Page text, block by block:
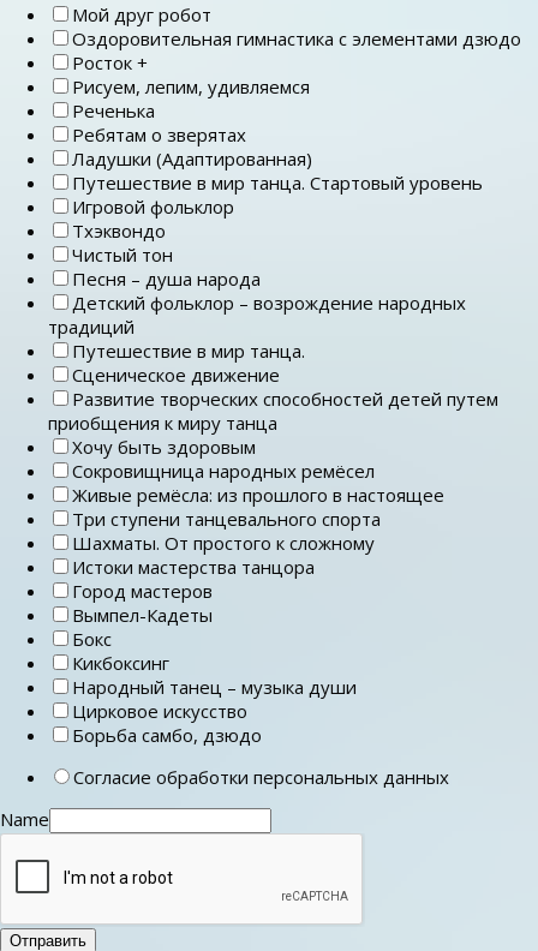
Мой друг робот
Оздоровительная гимнастика с элементами дзюдо
Росток +
Рисуем, лепим, удивляемся
Реченька
Ребятам о зверятах
Ладушки (Адаптированная)
Путешествие в мир танца. Стартовый уровень
Игровой фольклор
Тхэквондо
Чистый тон
Песня – душа народа
Детский фольклор – возрождение народных
традиций
Путешествие в мир танца.
Сценическое движение
Развитие творческих способностей детей путем
приобщения к миру танца
Хочу быть здоровым
Сокровищница народных ремёсел
Живые ремёсла: из прошлого в настоящее
Три ступени танцевального спорта
Шахматы. От простого к сложному
Истоки мастерства танцора
Город мастеров
Вымпел-Кадеты
Бокс
Кикбоксинг
Народный танец – музыка души
Цирковое искусство
Борьба самбо, дзюдо
Согласие обработки персональных данных
Name
Отправить